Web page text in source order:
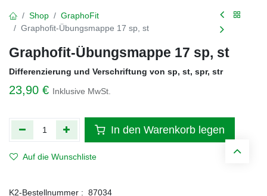
Shop
GraphoFit
Graphofit-Übungsmappe 17 sp, st
Graphofit-Übungsmappe 17 sp, st
Differenzierung und Verschriftung von sp, st, spr, str
23,90 € Inklusive MwSt.
In den Warenkorb legen
Auf die Wunschliste
K2-Bestellnummer : 87034